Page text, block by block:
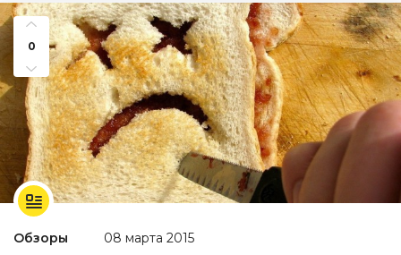
0
Обзоры 08 марта 2015